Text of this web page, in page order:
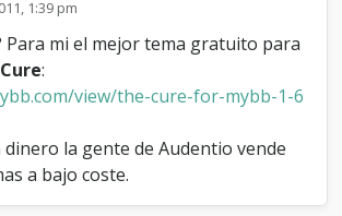
1:39 pm
Para mi el mejor tema gratuito para
:
view/the-cure-for-mybb-1-6
la gente de Audentio vende
a bajo coste.